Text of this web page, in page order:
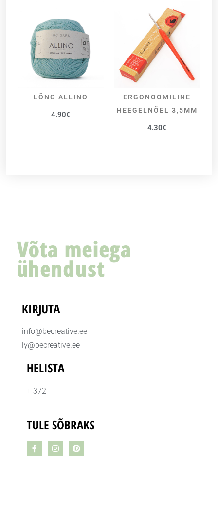
VALI
LÕNG ALLINO
4.90€
LISA KORVI
ERGONOOMILINE
HEEGELNÕEL 3,5MM
4.30€
Võta meiega
ühendust
KIRJUTA
info@becreative.ee
ly@becreative.ee
HELISTA
+ 372
TULE SÕBRAKS